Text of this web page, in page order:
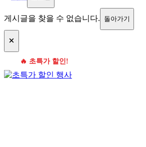
게시글을 찾을 수 없습니다. 돌아가기
🔥 초특가 할인!